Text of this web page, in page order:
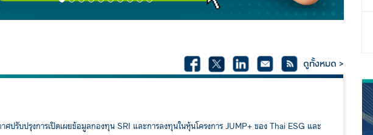
ดูทั้งหมด >
ศปรับปรุงการเปิดเผยข้อมูลกองทุน SRI และการลงทุนในหุ้นโครงการ JUMP+ ของ Thai ESG และ